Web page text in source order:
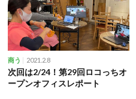
商う 2021.2.8
次回は2/24！第29回ロコっちオ
ープンオフィスレポート